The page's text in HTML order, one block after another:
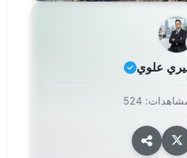
علوي
524